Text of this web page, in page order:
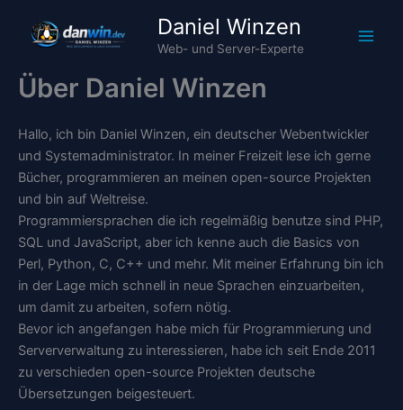
Inhalt
springen
Daniel Winzen
Web- und Server-Experte
Über Daniel Winzen
Hallo, ich bin Daniel Winzen, ein deutscher Webentwickler
und Systemadministrator. In meiner Freizeit lese ich gerne
Bücher, programmieren an meinen open-source Projekten
und bin auf Weltreise.
Programmiersprachen die ich regelmäßig benutze sind PHP,
SQL und JavaScript, aber ich kenne auch die Basics von
Perl, Python, C, C++ und mehr. Mit meiner Erfahrung bin ich
in der Lage mich schnell in neue Sprachen einzuarbeiten,
um damit zu arbeiten, sofern nötig.
Bevor ich angefangen habe mich für Programmierung und
Serververwaltung zu interessieren, habe ich seit Ende 2011
zu verschieden open-source Projekten deutsche
Übersetzungen beigesteuert.